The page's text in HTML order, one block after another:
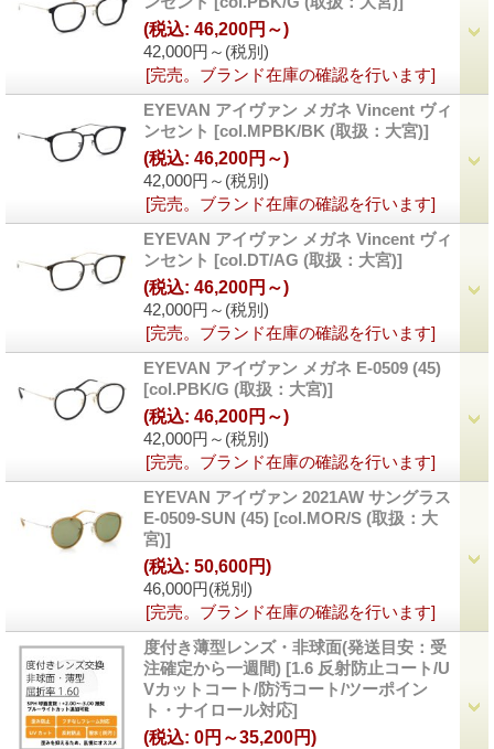
42,000円～ (税別)
(税込: 46,200円～)
[完売。ブランド在庫の確認を行います]
EYEVAN アイヴァン メガネ Vincent ヴィ
ンセント [col.MPBK/BK (取扱：大宮)]
42,000円～ (税別)
(税込: 46,200円～)
[完売。ブランド在庫の確認を行います]
EYEVAN アイヴァン メガネ Vincent ヴィ
ンセント [col.DT/AG (取扱：大宮)]
42,000円～ (税別)
(税込: 46,200円～)
[完売。ブランド在庫の確認を行います]
EYEVAN アイヴァン メガネ E-0509 (45)
[col.PBK/G (取扱：大宮)]
42,000円～ (税別)
(税込: 46,200円～)
[完売。ブランド在庫の確認を行います]
EYEVAN アイヴァン 2021AW サングラス
E-0509-SUN (45) [col.MOR/S (取扱：大
宮)]
46,000円(税別)
(税込: 50,600円)
[完売。ブランド在庫の確認を行います]
度付き薄型レンズ・非球面(発送目安：受
注確定から一週間) [1.6 反射防止コート/U
Vカットコート/防汚コート/ツーポイン
ト・ナイロール対応]
(税込: 0円～35,200円)